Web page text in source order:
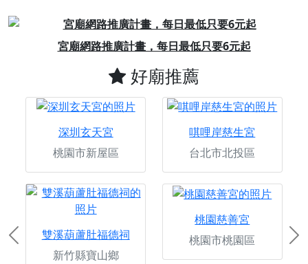
計畫，每日最低只要6元起
Previous
好廟推薦
深圳玄天宮
桃園市新屋區
唭哩岸慈生宮
台北市北投區
雙溪葫蘆肚福德祠
新竹縣寶山鄉
桃園慈善宮
桃園市桃園區
Previous